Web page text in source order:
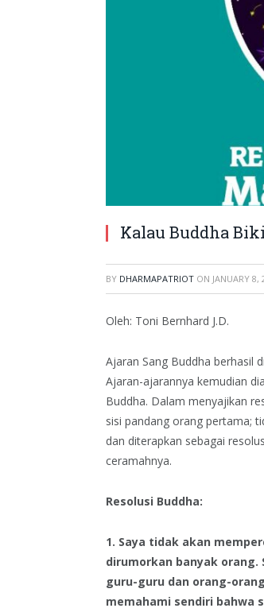
Kalau Buddha
BY DHARMAPATRIOT ON JANUARY 8,
Oleh: Toni Bernhard J.D.
Ajaran Sang Buddha berhasil
Ajaran-ajarannya kemudian
Buddha. Dalam menyajikan
sisi pandang orang pertama;
dan diterapkan sebagai
ceramahnya.
Resolusi Buddha:
1. Saya tidak akan
dirumorkan banyak orang.
guru-guru dan orang-
memahami sendiri bahwa